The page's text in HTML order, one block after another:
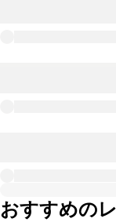
おすすめの